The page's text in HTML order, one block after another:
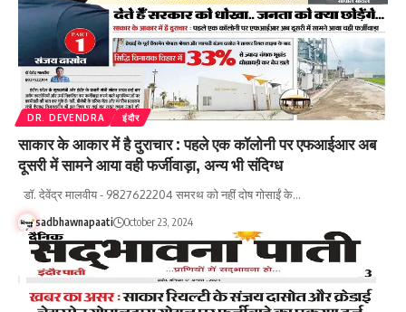
DR. DEVENDRA इंदौर
साकार के आकार में है दुराचार : पहले एक कॉलोनी पर एफआईआर अब
दूसरी में सामने आया वही फर्जीवाड़ा, अन्य भी संदिग्ध
डॉ. देवेंद्र मालवीय - 9827622204 समरथ को नहीं दोष गोसाईं के…
sadbhawnapaati October 23, 2024